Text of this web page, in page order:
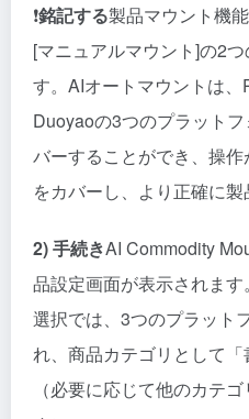
❗️銘記する製品マウント機
[マニュアルマウント]の2
す。AIオートマウントは、
Duoyaoの3つのプラット
バーすることができ、操
をカバーし、より正確に製
2) 手続きAI Commodity
品設定画面が表示されま
選択では、3つのプラット
れ、商品カテゴリとして
（必要に応じて他のカテ